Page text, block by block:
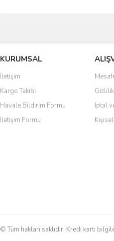
Ürün resmi kalitesiz, bozuk
Ürün açıklamasında eksik
Ürün bilgilerinde hatalar
Ürün fiyatı diğer sitelerden
Bu ürüne benzer farklı
KURUMSAL
İletişim
Kargo Takibi
Havale Bildirim Formu
İletişim Formu
İptal
© Tüm hakları saklıdır. Kredi kartı